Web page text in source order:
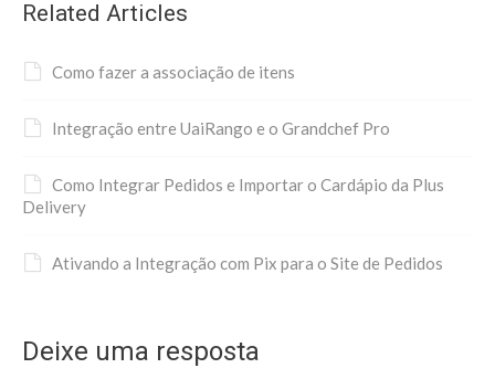
Related Articles
Como fazer a associação de itens
Integração entre UaiRango e o Grandchef Pro
Como Integrar Pedidos e Importar o Cardápio da Plus
Delivery
Ativando a Integração com Pix para o Site de Pedidos
Deixe uma resposta